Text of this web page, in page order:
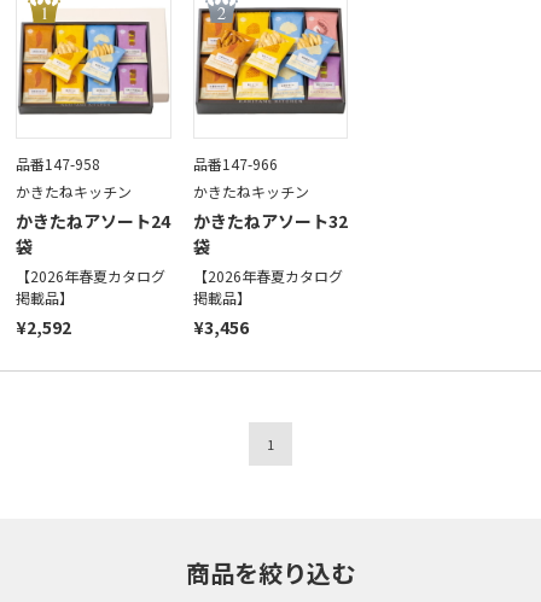
品番147-958
かきたねキッチン
かきたねアソート24
袋
【2026年春夏カタログ
掲載品】
¥2,592
品番147-966
かきたねキッチン
かきたねアソート32
袋
【2026年春夏カタログ
掲載品】
¥3,456
1
商品を絞り込む